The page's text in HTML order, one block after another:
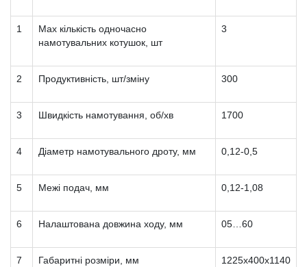
1
Мах кількість одночасно
намотувальних котушок, шт
3
2 Продуктивність, шт/зміну 300
3 Швидкість намотування, об/хв 1700
4 Діаметр намотувального дроту, мм 0,12-0,5
5 Межі подач, мм 0,12-1,08
6 Налаштована довжина ходу, мм 05…60
7 Габаритні розміри, мм 1225х400х1140